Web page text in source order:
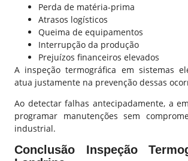
Perda de matéria-prima
Atrasos logísticos
Queima de equipamentos
Interrupção da produção
Prejuízos financeiros elevados
A inspeção termográfica em sistemas
atua justamente na prevenção dessas
Ao detectar falhas antecipadamente, a
programar manutenções sem
industrial.
Conclusão Inspeção